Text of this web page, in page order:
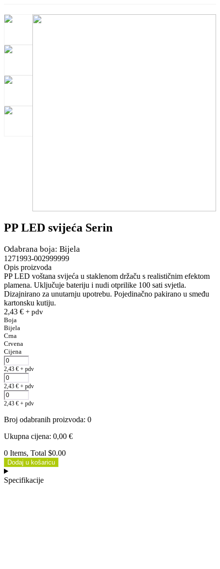
PP LED svijeća Serin
Odabrana boja: Bijela
1271993-002999999
Opis proizvoda
PP LED voštana svijeća u staklenom držaču s realističnim efektom
plamena. Uključuje bateriju i nudi otprilike 100 sati svjetla.
Dizajnirano za unutarnju upotrebu. Pojedinačno pakirano u smeđu
kartonsku kutiju.
2,43 € + pdv
Boja
Bijela
Crna
Crvena
Cijena
2,43 € + pdv
2,43 € + pdv
2,43 € + pdv
Broj odabranih proizvoda: 0
Ukupna cijena: 0,00 €
0 Items, Total $0.00
Dodaj u košaricu
Specifikacije